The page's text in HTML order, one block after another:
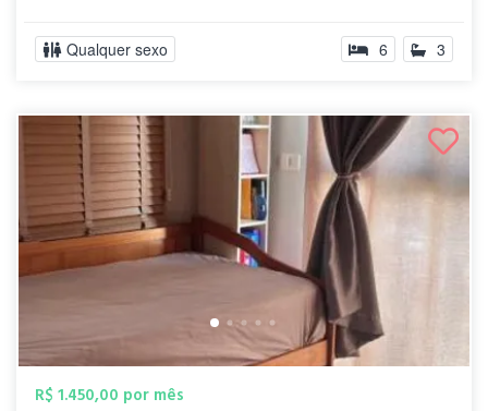
Qualquer sexo 6 3
R$ 1.450,00 por mês